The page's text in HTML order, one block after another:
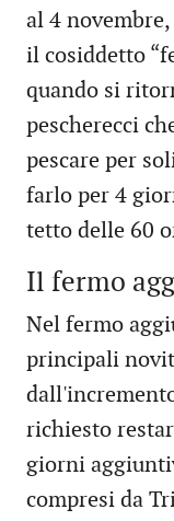
al 4
il cosiddetto
quando si
pescherecci
pescare per
farlo per 4
tetto delle 60
Il fermo
Nel fermo
principali
richiesto
giorni
compresi da